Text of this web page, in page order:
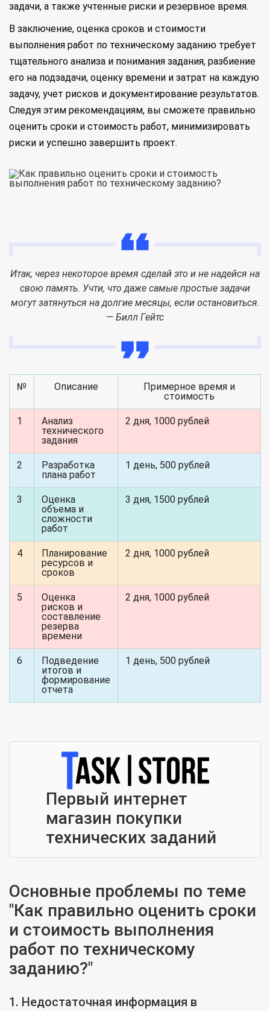
задачи, а также учтенные риски и резервное время.
В заключение, оценка сроков и стоимости
выполнения работ по техническому заданию требует
тщательного анализа и понимания задания, разбиение
его на подзадачи, оценку времени и затрат на каждую
задачу, учет рисков и документирование результатов.
Следуя этим рекомендациям, вы сможете правильно
оценить сроки и стоимость работ, минимизировать
риски и успешно завершить проект.
Итак, через некоторое время сделай это и не надейся на
свою память. Учти, что даже самые простые задачи
могут затянуться на долгие месяцы, если остановиться.
— Билл Гейтс
№ Описание
Примерное время и
стоимость
1
Анализ
технического
задания
2 дня, 1000 рублей
2
Разработка
плана работ
1 день, 500 рублей
3
Оценка
объема и
сложности
работ
3 дня, 1500 рублей
4
Планирование
ресурсов и
сроков
2 дня, 1000 рублей
5
Оценка
рисков и
составление
резерва
времени
2 дня, 1000 рублей
6
Подведение
итогов и
формирование
отчета
1 день, 500 рублей
Первый интернет
магазин покупки
технических заданий
Основные проблемы по теме
"Как правильно оценить сроки
и стоимость выполнения
работ по техническому
заданию?"
1. Недостаточная информация в